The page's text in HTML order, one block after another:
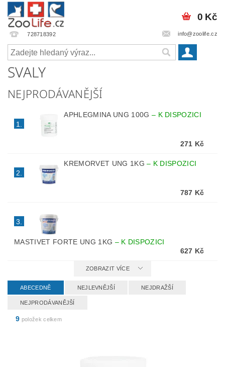
728718392 info@zoolife.cz
0 Kč
SVALY
NEJPRODÁVANĚJŠÍ
1.
APHLEGMINA UNG 100G – K DISPOZICI
271 Kč
2.
KREMORVET UNG 1KG– K DISPOZICI
787 Kč
3.
MASTIVET FORTE UNG 1KG – K DISPOZICI
627 Kč
ZOBRAZIT VÍCE
ABECEDNĚ NEJLEVNĚJŠÍ NEJDRAŽŠÍ
NEJPRODÁVANĚJŠÍ
9 položek celkem